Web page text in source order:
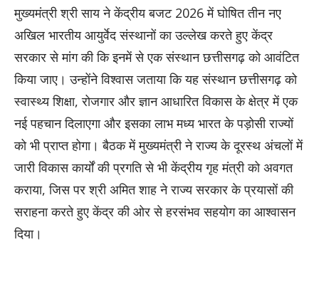
मुख्यमंत्री श्री साय ने केंद्रीय बजट 2026 में घोषित तीन नए
अखिल भारतीय आयुर्वेद संस्थानों का उल्लेख करते हुए केंद्र
सरकार से मांग की कि इनमें से एक संस्थान छत्तीसगढ़ को आवंटित
किया जाए। उन्होंने विश्वास जताया कि यह संस्थान छत्तीसगढ़ को
स्वास्थ्य शिक्षा, रोजगार और ज्ञान आधारित विकास के क्षेत्र में एक
नई पहचान दिलाएगा और इसका लाभ मध्य भारत के पड़ोसी राज्यों
को भी प्राप्त होगा। बैठक में मुख्यमंत्री ने राज्य के दूरस्थ अंचलों में
जारी विकास कार्यों की प्रगति से भी केंद्रीय गृह मंत्री को अवगत
कराया, जिस पर श्री अमित शाह ने राज्य सरकार के प्रयासों की
सराहना करते हुए केंद्र की ओर से हरसंभव सहयोग का आश्वासन
दिया।